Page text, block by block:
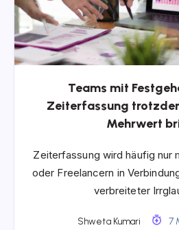
Teams mit
Zeiterfassung
Mehrwert
Zeiterfassung wird häufig nur
oder Freelancern in
verbreiteter
Shweta Kumari 7